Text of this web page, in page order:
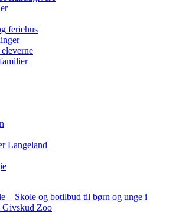
feriehus
Langeland
– Skole og botilbud til børn og unge i
Givskud Zoo